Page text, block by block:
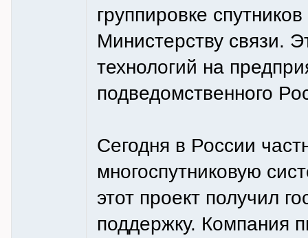
группировке
Министерству связи.
технологий на
подведомственного
Сегодня в России
многоспутниковую
этот проект получил
поддержку. Компания